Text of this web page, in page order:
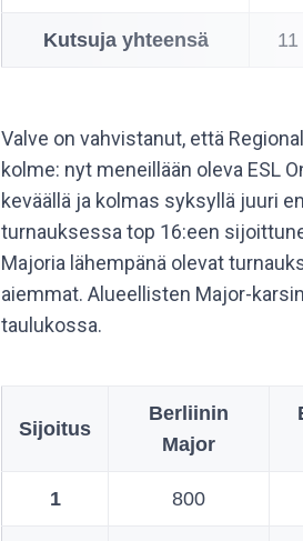
Kutsuja yhteensä 11
Valve on vahvistanut, että
kolme: nyt meneillään oleva ESL
keväällä ja kolmas syksyllä juuri
turnauksessa top 16:een
Majoria lähempänä olevat
aiemmat. Alueellisten Major-
taulukossa.
Sijoitus
Berliinin
Major
1 800